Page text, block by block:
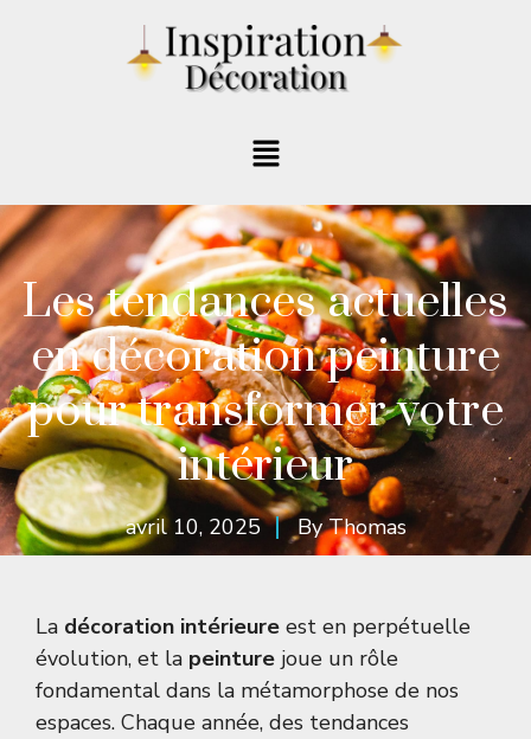
Les tendances actuelles
en décoration peinture
pour transformer votre
intérieur
avril 10, 2025 ByThomas
La décoration intérieure est en perpétuelle
évolution, et la peinture joue un rôle
fondamental dans la métamorphose de nos
espaces. Chaque année, des tendances